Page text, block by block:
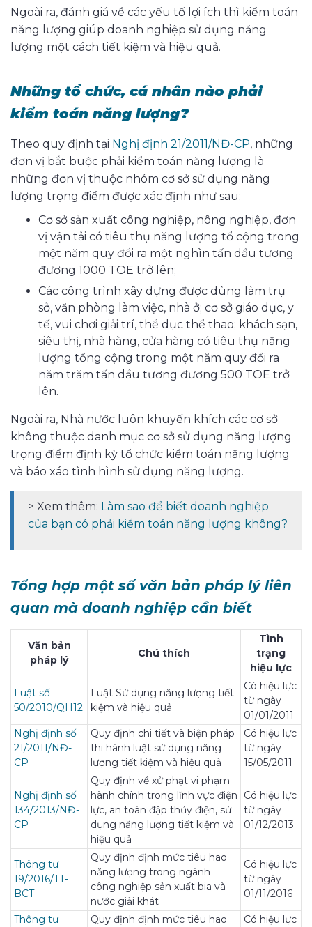
Ngoài ra, đánh giá về các yếu tố lợi ích thì kiểm toán
năng lượng giúp doanh nghiệp sử dụng năng
lượng một cách tiết kiệm và hiệu quả.
Những tổ chức, cá nhân nào phải
kiểm toán năng lượng?
Theo quy định tại Nghị định 21/2011/NĐ-CP, những
đơn vị bắt buộc phải kiểm toán năng lượng là
những đơn vị thuộc nhóm cơ sở sử dụng năng
lượng trọng điểm được xác định như sau:
Cơ sở sản xuất công nghiệp, nông nghiệp, đơn
vị vận tải có tiêu thụ năng lượng tổ cộng trong
một năm quy đổi ra một nghìn tấn dầu tương
đương 1000 TOE trở lên;
Các công trình xây dựng được dùng làm trụ
sở, văn phòng làm việc, nhà ở; cơ sở giáo dục, y
tế, vui chơi giải trí, thể dục thể thao; khách sạn,
siêu thị, nhà hàng, cửa hàng có tiêu thụ năng
lượng tổng cộng trong một năm quy đổi ra
năm trăm tấn dầu tương đương 500 TOE trở
lên.
Ngoài ra, Nhà nước luôn khuyến khích các cơ sở
không thuộc danh mục cơ sở sử dụng năng lượng
trọng điểm định kỳ tổ chức kiểm toán năng lượng
và báo xáo tình hình sử dụng năng lượng.
> Xem thêm: Làm sao để biết doanh nghiệp
của bạn có phải kiểm toán năng lượng không?
Tổng hợp một số văn bản pháp lý liên
quan mà doanh nghiệp cần biết
Văn bản
pháp lý
Chú thích
Tình
trạng
hiệu lực
Luật số
50/2010/QH12
Luật Sử dụng năng lượng tiết
kiệm và hiệu quả
Có hiệu lực
từ ngày
01/01/2011
Nghị định số
21/2011/NĐ-
CP
Quy định chi tiết và biện pháp
thi hành luật sử dụng năng
lượng tiết kiệm và hiệu quả
Có hiệu lực
từ ngày
15/05/2011
Nghị định số
134/2013/NĐ-
CP
Quy định về xử phạt vi phạm
hành chính trong lĩnh vực điện
lực, an toàn đập thủy điện, sử
dụng năng lượng tiết kiệm và
hiệu quả
Có hiệu lực
từ ngày
01/12/2013
Thông tư
19/2016/TT-
BCT
Quy định định mức tiêu hao
năng lượng trong ngành
công nghiệp sản xuất bia và
nước giải khát
Có hiệu lực
từ ngày
01/11/2016
Thông tư
Quy định định mức tiêu hao
Có hiệu lực